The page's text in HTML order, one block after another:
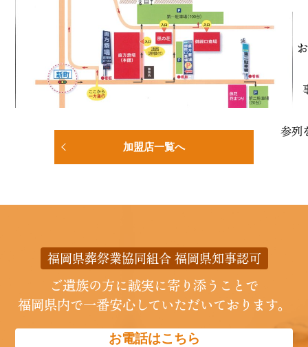
参列
加盟店一覧へ
福岡県葬祭業協同組合 福岡県知事認可
ご遺族の方に誠実に寄り添うことで
福岡県内で一番安心していただいております。
お電話はこちら